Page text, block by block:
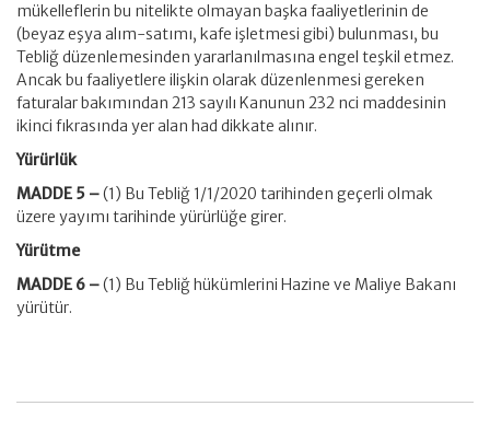
mükelleflerin bu nitelikte olmayan başka faaliyetlerinin de
(beyaz eşya alım-satımı, kafe işletmesi gibi) bulunması, bu
Tebliğ düzenlemesinden yararlanılmasına engel teşkil etmez.
Ancak bu faaliyetlere ilişkin olarak düzenlenmesi gereken
faturalar bakımından 213 sayılı Kanunun 232 nci maddesinin
ikinci fıkrasında yer alan had dikkate alınır.
Yürürlük
MADDE 5 –(1) Bu Tebliğ 1/1/2020 tarihinden geçerli olmak
üzere yayımı tarihinde yürürlüğe girer.
Yürütme
MADDE 6 –(1) Bu Tebliğ hükümlerini Hazine ve Maliye Bakanı
yürütür.